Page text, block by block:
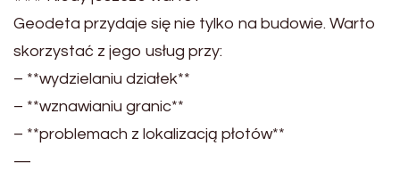
Geodeta przydaje się nie tylko na budowie. Warto
skorzystać z jego usług przy:
– **wydzielaniu działek**
– **wznawianiu granic**
– **problemach z lokalizacją płotów**
—